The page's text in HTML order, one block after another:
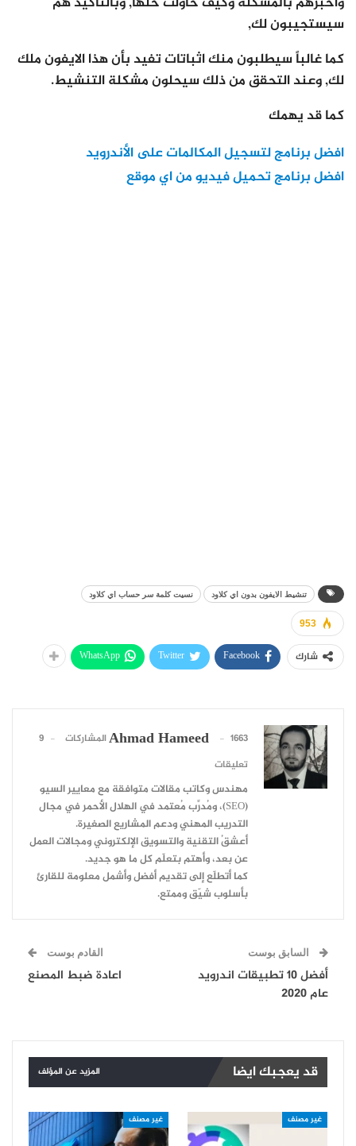
سيستجيبون لك,
كما غالباً سيطلبون منك اثباتات تفيد بأن هذا الايفون ملك
لك, وعند التحقق من ذلك سيحلون مشكلة التنشيط.
كما قد يهمك
افضل برنامج لتسجيل المكالمات على الأندرويد
افضل برنامج تحميل فيديو من اي موقع
تنشيط الايفون بدون اي كلاود نسيت كلمة سر حساب اي كلاود
953
شارك Facebook
Twitter
WhatsApp
Ahmad Hameed 1663 المشاركات
9
تعليقات
مهندس وكاتب مقالات متوافقة مع معايير السيو
(SEO)، ومُدرِّب مُعتمد في الهلال الأحمر في مجال
التدريب المهني ودعم المشاريع الصغيرة.
أعشقُ التقنية والتسويق الإلكتروني ومجالات العمل
عن بعد، وأهتم بتعلّم كل ما هو جديد.
كما أتطلّع إلى تقديم أفضل وأشمل معلومة للقارئ
بأسلوب شيّق وممتع.
السابق بوست
أفضل 10 تطبيقات اندرويد
عام 2020
القادم بوست
اعادة ضبط المصنع
قد يعجبك ايضا المزيد عن المؤلف
غير مصنف غير مصنف